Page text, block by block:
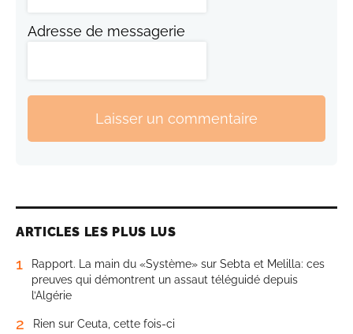
Adresse de messagerie
Laisser un commentaire
ARTICLES LES PLUS LUS
1
Rapport. La main du «Système» sur Sebta et Melilla: ces
preuves qui démontrent un assaut téléguidé depuis
l’Algérie
2 Rien sur Ceuta, cette fois-ci